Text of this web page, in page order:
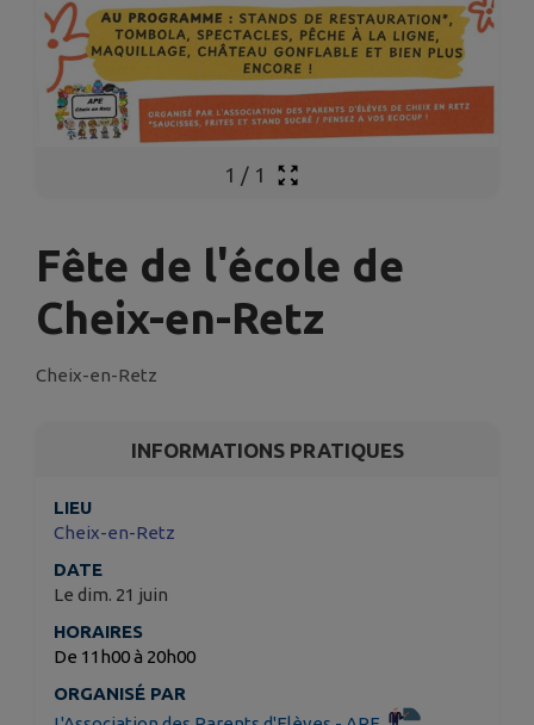
1 / 1
Fête de l'école de
Cheix-en-Retz
Cheix-en-Retz
INFORMATIONS PRATIQUES
LIEU
Cheix-en-Retz
DATE
Le dim. 21 juin
HORAIRES
De 11h00 à 20h00
ORGANISÉ PAR